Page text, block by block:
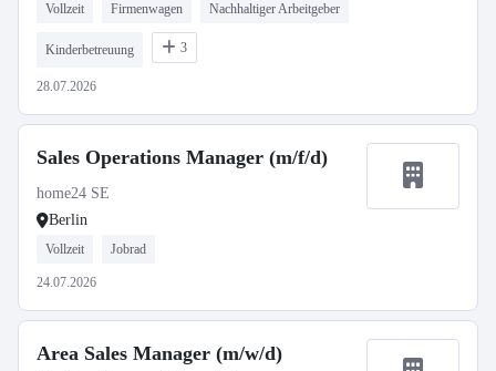
Vollzeit Firmenwagen Nachhaltiger Arbeitgeber
Kinderbetreuung 3
28.07.2026
Sales Operations Manager (m/f/d)
home24 SE
Berlin
Vollzeit Jobrad
24.07.2026
Area Sales Manager (m/w/d)